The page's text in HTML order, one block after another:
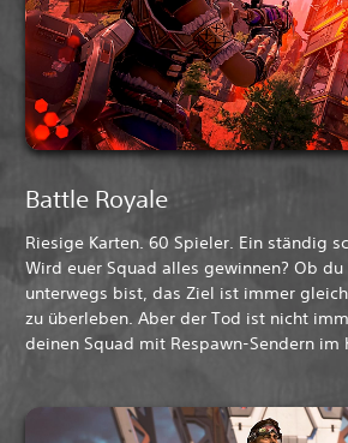
Battle Royale
Riesige Karten. 60 Spieler. Ein ständig
Wird euer Squad alles gewinnen? Ob du
unterwegs bist, das Ziel ist immer
zu überleben. Aber der Tod ist nicht
deinen Squad mit Respawn-Sendern im